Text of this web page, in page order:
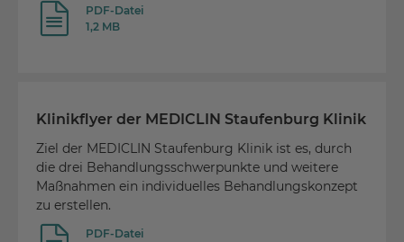
PDF-Datei
1,2 MB
PDF-Datei
Klinikflyer der MEDICLIN Staufenburg Klinik
Ziel der MEDICLIN Staufenburg Klinik ist es, durch
die drei Behandlungsschwerpunkte und weitere
Maßnahmen ein individuelles Behandlungskonzept
zu erstellen.